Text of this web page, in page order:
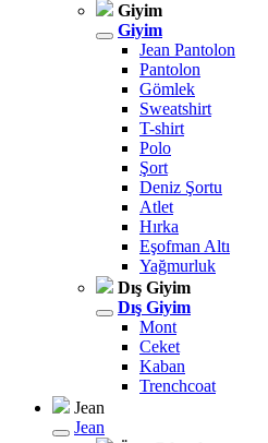
Giyim
Giyim
Jean Pantolon
Pantolon
Gömlek
Sweatshirt
T-shirt
Polo
Şort
Deniz Şortu
Atlet
Hırka
Eşofman Altı
Yağmurluk
Dış Giyim
Dış Giyim
Mont
Ceket
Kaban
Trenchcoat
Jean
Jean